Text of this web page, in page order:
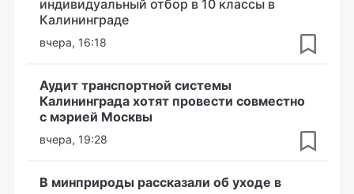
индивидуальный отбор в 10 классы в
Калининграде
вчера, 16:18
Аудит транспортной системы
Калининграда хотят провести совместно
с мэрией Москвы
вчера, 19:28
В минприроды рассказали об уходе в